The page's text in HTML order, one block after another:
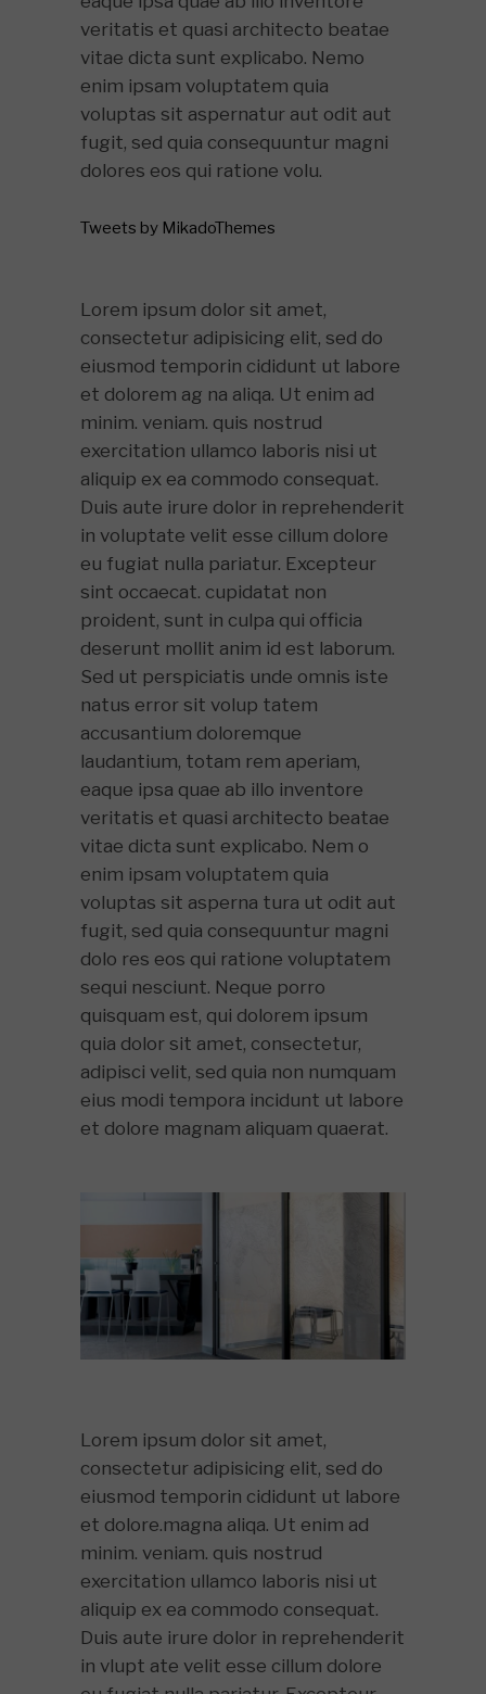
veritatis et quasi architecto beatae
vitae dicta sunt explicabo. Nemo
enim ipsam voluptatem quia
voluptas sit aspernatur aut odit aut
fugit, sed quia consequuntur magni
dolores eos qui ratione volu.
Tweets by MikadoThemes
Lorem ipsum dolor sit amet,
consectetur adipisicing elit, sed do
eiusmod temporin cididunt ut labore
et dolorem ag na aliqa. Ut enim ad
minim. veniam. quis nostrud
exercitation ullamco laboris nisi ut
aliquip ex ea commodo consequat.
Duis aute irure dolor in reprehenderit
in voluptate velit esse cillum dolore
eu fugiat nulla pariatur. Excepteur
sint occaecat. cupidatat non
proident, sunt in culpa qui officia
deserunt mollit anim id est laborum.
Sed ut perspiciatis unde omnis iste
natus error sit volup tatem
accusantium doloremque
laudantium, totam rem aperiam,
eaque ipsa quae ab illo inventore
veritatis et quasi architecto beatae
vitae dicta sunt explicabo. Nem o
enim ipsam voluptatem quia
voluptas sit asperna tura ut odit aut
fugit, sed quia consequuntur magni
dolo res eos qui ratione voluptatem
sequi nesciunt. Neque porro
quisquam est, qui dolorem ipsum
quia dolor sit amet, consectetur,
adipisci velit, sed quia non numquam
eius modi tempora incidunt ut labore
et dolore magnam aliquam quaerat.
Lorem ipsum dolor sit amet,
consectetur adipisicing elit, sed do
eiusmod temporin cididunt ut labore
et dolore.magna aliqa. Ut enim ad
minim. veniam. quis nostrud
exercitation ullamco laboris nisi ut
aliquip ex ea commodo consequat.
Duis aute irure dolor in reprehenderit
in vlupt ate velit esse cillum dolore